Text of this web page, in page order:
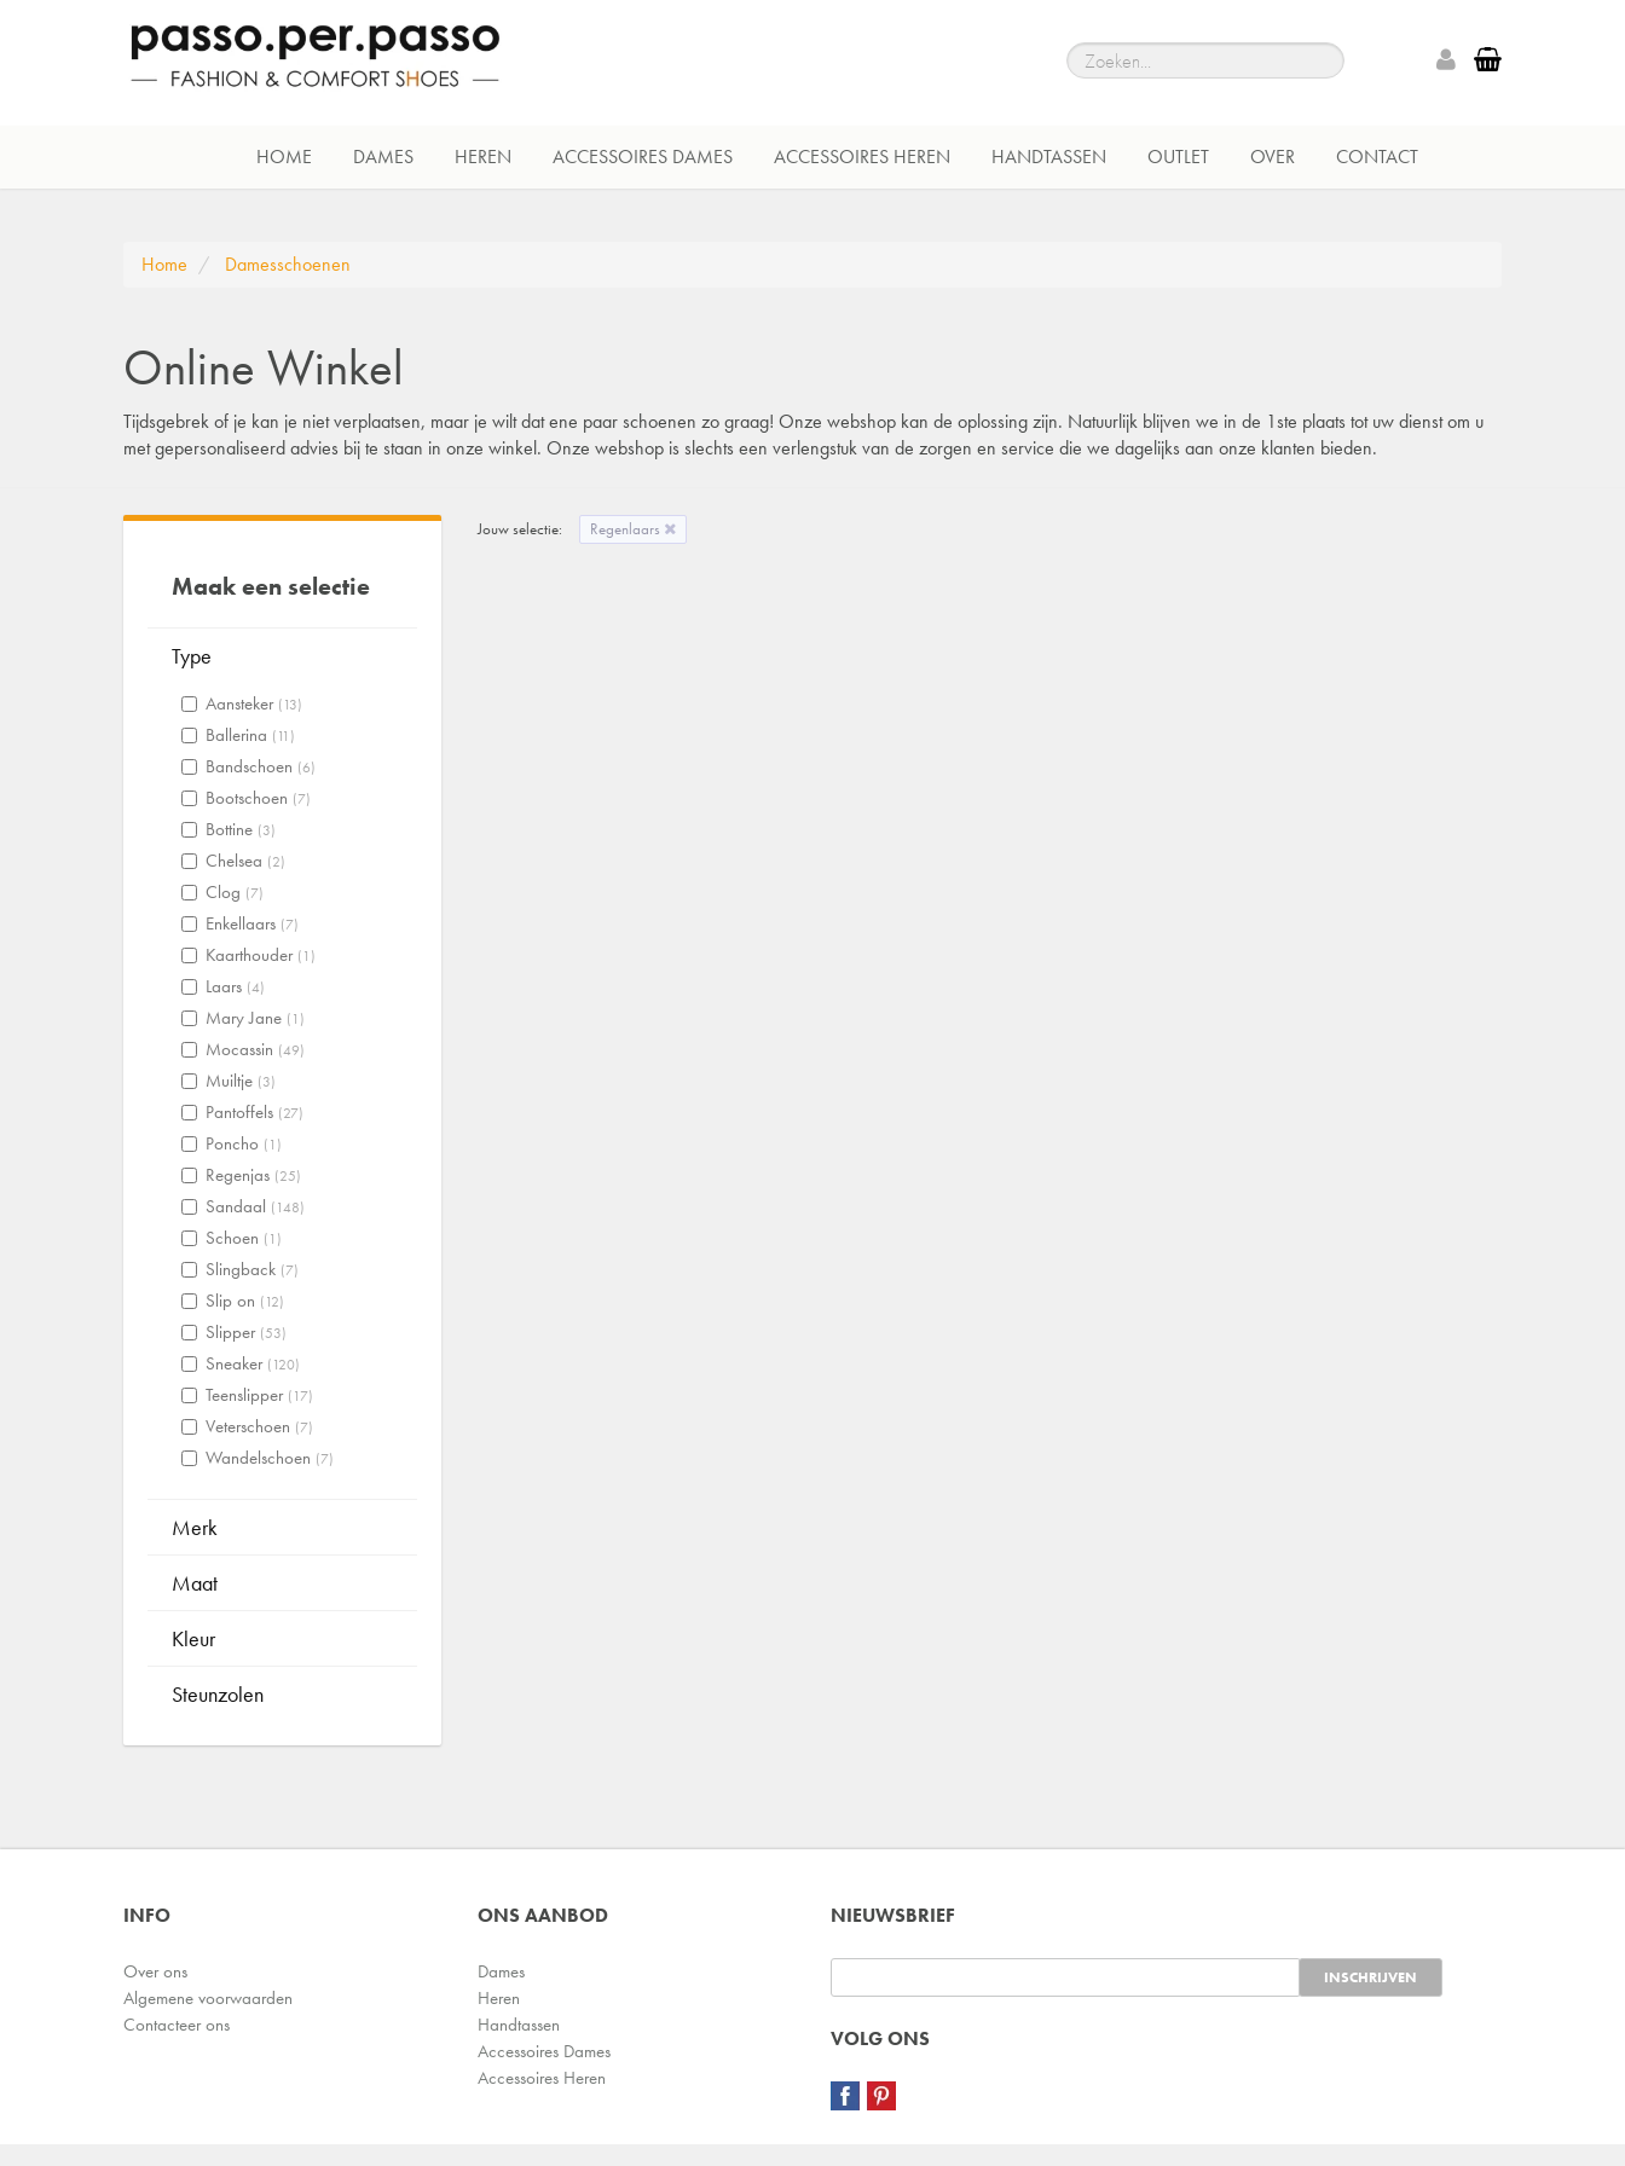
HOME DAMES HEREN ACCESSOIRES DAMES ACCESSOIRES HEREN HANDTASSEN OUTLET OVER CONTACT
Home Damesschoenen
Online Winkel
Tijdsgebrek of je kan je niet verplaatsen, maar je wilt dat ene paar schoenen zo graag! Onze webshop kan de oplossing zijn. Natuurlijk blijven we in de 1ste plaats tot uw dienst om u
met gepersonaliseerd advies bij te staan in onze winkel. Onze webshop is slechts een verlengstuk van de zorgen en service die we dagelijks aan onze klanten bieden.
Jouw selectie: Regenlaars
Maak een selectie
Type
Aansteker (13)
Ballerina (11)
Bandschoen (6)
Bootschoen (7)
Bottine (3)
Chelsea (2)
Clog (7)
Enkellaars (7)
Kaarthouder (1)
Laars (4)
Mary Jane (1)
Mocassin (49)
Muiltje (3)
Pantoffels (27)
Poncho (1)
Regenjas (25)
Sandaal (148)
Schoen (1)
Slingback (7)
Slip on (12)
Slipper (53)
Sneaker (120)
Teenslipper (17)
Veterschoen (7)
Wandelschoen (7)
Merk
Maat
Kleur
Steunzolen
INFO
Over ons
Algemene voorwaarden
Contacteer ons
ONS AANBOD
Dames
Heren
Handtassen
Accessoires Dames
Accessoires Heren
NIEUWSBRIEF
VOLG ONS